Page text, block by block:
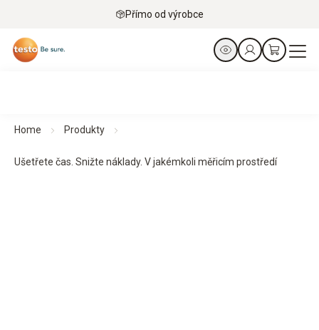
Přímo od výrobce
Home Produkty
Ušetřete čas. Snižte náklady. V jakémkoli měřicím prostředí